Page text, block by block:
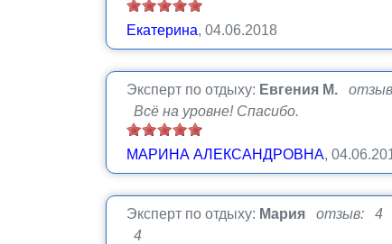
Екатерина, 04.06.2018
Эксперт по отдыху: Евгения М.
Всё на уровне! Спасибо.
МАРИНА АЛЕКСАНДРОВНА,
Эксперт по отдыху: Мария
отзыв: 4
4